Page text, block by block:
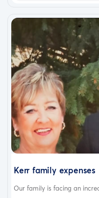
Kerr family expenses
Our family is facing an